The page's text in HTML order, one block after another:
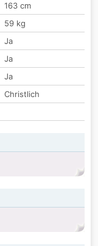
163 cm
59 kg
Ja
Ja
Ja
Christlich